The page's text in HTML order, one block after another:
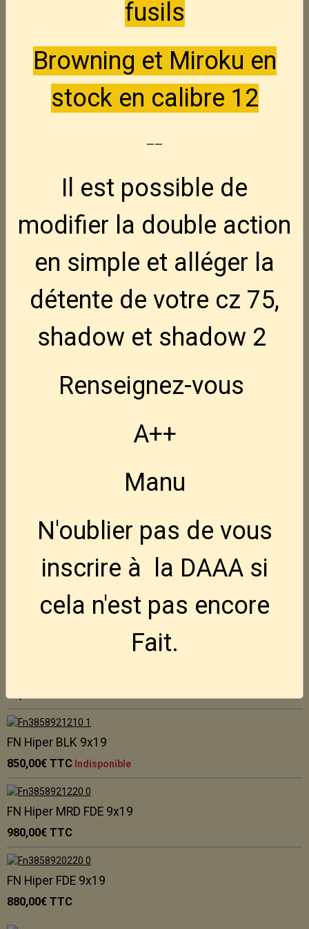
S&W 2206 -- 22Lr
395,00€ TTC
S&W 46 -- 22Lr Nouveau
unique D3 -- 22Lr Nouveau
Luger P08 Nouveau
CZ Tactical Sport 3
3 495,00€ TTC
FN Hiper MRD BLK 9x19 Nouveau
NEDI AK47S crosse pliable 7.62x39
795,00€
NEDI AK47 7.62x39
50,00€
FN Hiper BLK 9x19
850,00€ TTC Indisponible
FN Hiper MRD FDE 9x19
980,00€ TTC
FN Hiper FDE 9x19
880,00€ TTC
fusils
Browning et Miroku en
stock en calibre 12
--
Il est possible de
modifier la double action
en simple et alléger la
détente de votre cz 75,
shadow et shadow 2
Renseignez-vous
A++
Manu
N'oublier pas de vous
inscrire à la DAAA si
cela n'est pas encore
Fait.